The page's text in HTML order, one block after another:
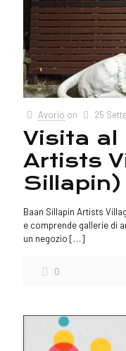
Avorio on 25
Visita al
Artists
Sillapin)
Baan Sillapin Artists
e comprende gallerie di
un negozio […]
0